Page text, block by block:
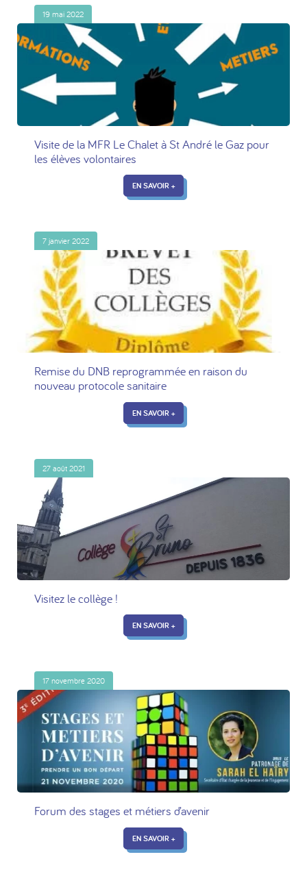
19 mai 2022
Visite de la MFR Le Chalet à St André le Gaz pour
les élèves volontaires
EN SAVOIR +
7 janvier 2022
Remise du DNB reprogrammée en raison du
nouveau protocole sanitaire
EN SAVOIR +
27 août 2021
Visitez le collège !
EN SAVOIR +
17 novembre 2020
Forum des stages et métiers d’avenir
EN SAVOIR +